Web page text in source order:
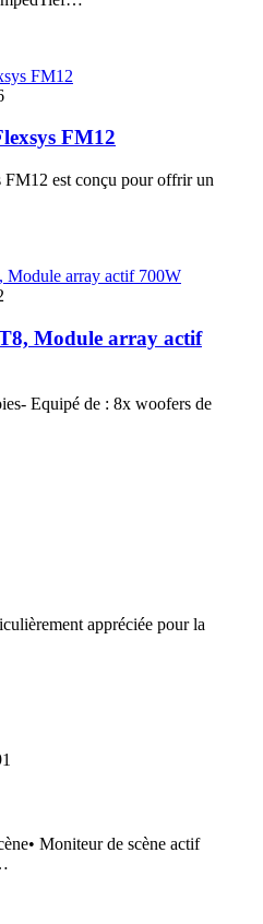
FM12
est conçu pour offrir un
Module array actif
Equipé de : 8x woofers de
appréciée pour la
Moniteur de scène actif